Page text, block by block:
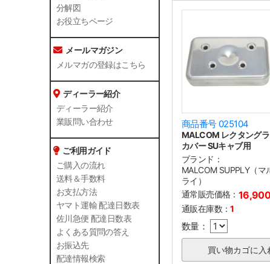
分解図
お役立ちページ
メールマガジン
メルマガの登録はこちら
ディーラー紹介
ディーラー紹介
業販問い合わせ
ご利用ガイド
ご購入の流れ
送料＆手数料
お支払方法
ヤマト運輸 配達日数表
佐川急便 配達日数表
よくある質問の答え
お振込先
配達情報検索
商品番号 025104
MALCOM レクタング
カバー SUキャブ用
ブランド：
MALCOM SUPPLY（マ
ライ）
通常販売価格：
通販在庫数：1
数量：